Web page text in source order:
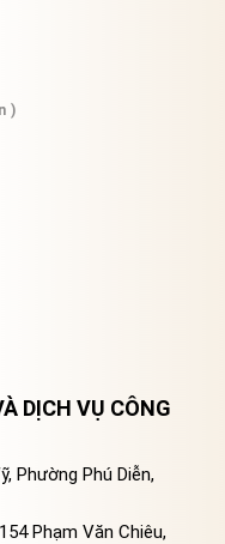
)
DỊCH VỤ CÔNG
Phường Phú Diễn,
Phạm Văn Chiêu,